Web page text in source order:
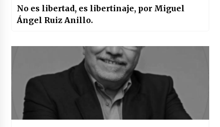
No es libertad, es libertinaje, por Miguel
Ángel Ruiz Anillo.